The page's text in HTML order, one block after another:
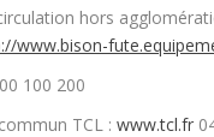
hors
www.bison-
100 200
TCL :www.tcl.fr